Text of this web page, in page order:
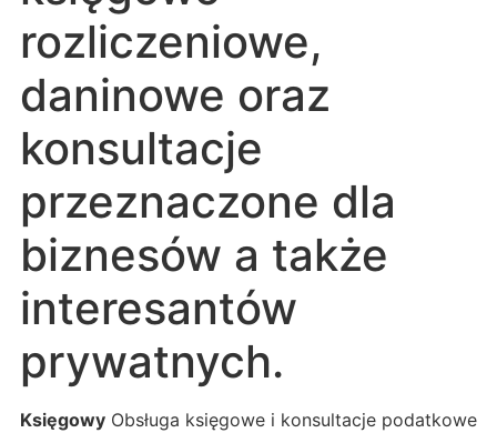
rozliczeniowe,
daninowe oraz
konsultacje
przeznaczone dla
biznesów a także
interesantów
prywatnych.
Księgowy Obsługa księgowe i konsultacje podatkowe